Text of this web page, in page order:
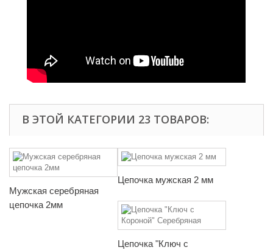
В ЭТОЙ КАТЕГОРИИ 23 ТОВАРОВ:
Мужская серебряная
цепочка 2мм
Цепочка мужская 2 мм
Цепочка "Ключ с